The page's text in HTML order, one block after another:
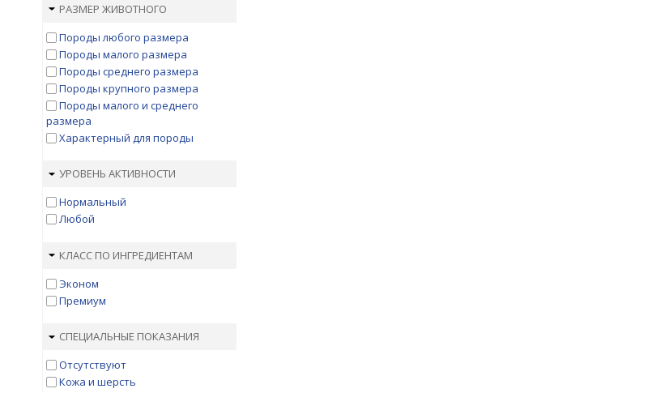
Счастливчик
РАЗМЕР ЖИВОТНОГО
Породы любого размера
Породы малого размера
Породы среднего размера
Породы крупного размера
Породы малого и среднего
размера
Характерный для породы
УРОВЕНЬ АКТИВНОСТИ
Нормальный
Любой
КЛАСС ПО ИНГРЕДИЕНТАМ
Эконом
Премиум
СПЕЦИАЛЬНЫЕ ПОКАЗАНИЯ
Отсутствуют
Кожа и шерсть